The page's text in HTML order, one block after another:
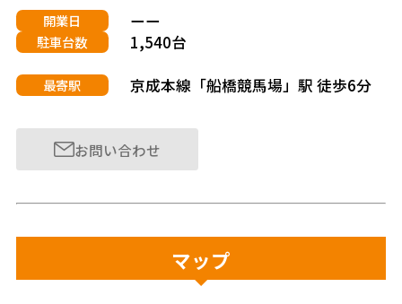
開業日 ーー
駐車台数 1,540台
最寄駅 京成本線「船橋競馬場」駅 徒歩6分
お問い合わせ
マップ